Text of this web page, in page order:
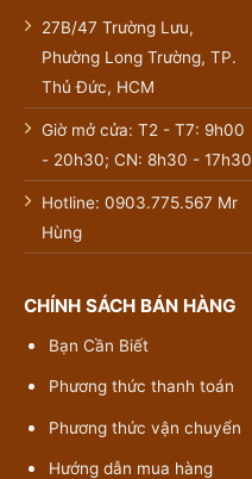
27B/47 Trường Lưu,
Phường Long Trường, TP.
Thủ Đức, HCM
Giờ mở cửa: T2 - T7: 9h00
- 20h30; CN: 8h30 - 17h30
Hotline: 0903.775.567 Mr
Hùng
CHÍNH SÁCH BÁN HÀNG
Bạn Cần Biết
Phương thức thanh toán
Phương thức vận chuyển
Hướng dẫn mua hàng